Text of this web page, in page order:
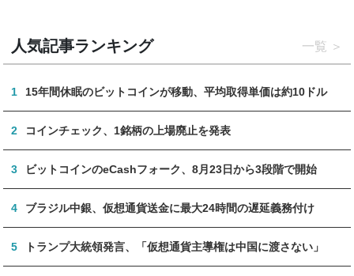
人気記事ランキング 一覧
1 15年間休眠のビットコインが移動、平均取得単価は約10ドル
2 コインチェック、1銘柄の上場廃止を発表
3 ビットコインのeCashフォーク、8月23日から3段階で開始
4 ブラジル中銀、仮想通貨送金に最大24時間の遅延義務付け
5 トランプ大統領発言、「仮想通貨主導権は中国に渡さない」